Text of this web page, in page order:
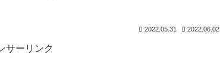
2022.05.31 2022.06.02
サーリンク